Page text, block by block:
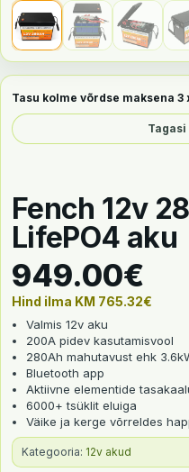
Fench 12v
LifePO4 aku
Tasu kolme võrdse maksena 3
949.00€
Hind ilma KM 765.32€
Valmis 12v aku
200A pidev kasutamisvool
280Ah mahutavust ehk
Bluetooth app
Aktiivne elementide
6000+ tsüklit eluiga
Väike ja kerge võrreldes
Kategooria: 12v akud